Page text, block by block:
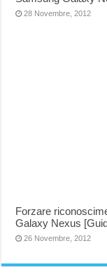
28 Novembre, 2012
Forzare
Galaxy Nexus
26 Novembre, 2012